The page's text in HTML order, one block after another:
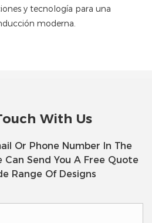
y tecnología para una
moderna.
With Us
Or Phone Number In The
Can Send You A Free Quote
Range Of Designs